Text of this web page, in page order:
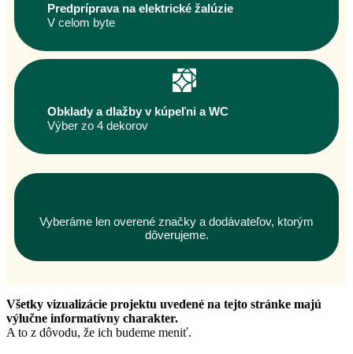
Predpríprava na elektrické žalúzie
V celom byte
Obklady a dlažby v kúpeľni a WC
Výber zo 4 dekorov
Vyberáme len overené značky a dodávateľov, ktorým
dôverujeme.
Všetky vizualizácie projektu uvedené na tejto stránke majú
výlučne informatívny charakter.
A to z dôvodu, že ich budeme meniť.